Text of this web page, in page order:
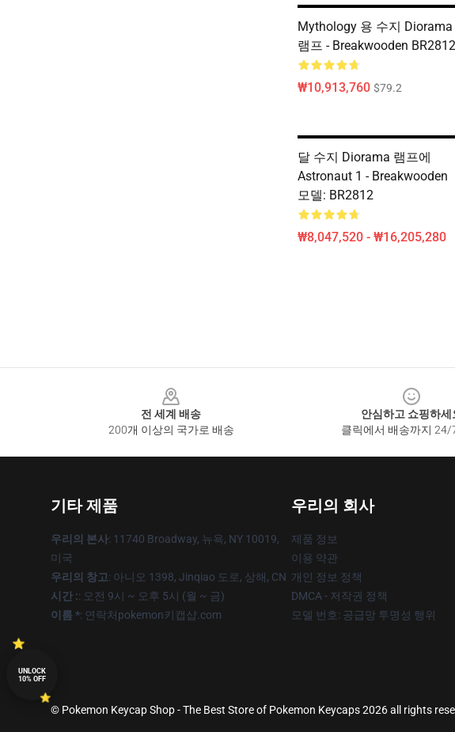
Mythology 용 수지 Diorama
램프 - Breakwooden BR2812
₩10,913,760 $79.2
달 수지 Diorama 램프에
Astronaut 1 - Breakwooden
모델: BR2812
₩8,047,520 - ₩16,205,280
전 세계 배송
200개 이상의 국가로 배송
안심하고 쇼핑하세
클릭에서 배송까지 24/
기타 제품
우리의 본사: 11740 Broadway, 뉴욕, NY 10019,
미국
우리의 창고: 아니오 1398, Jinqiao 도로, 상해, CN
시간 :: 오전 9시 ~ 오후 5시 (월 ~ 금)
이름 *: 연락처pokemon키캡샵.com
우리의 회사
제품 정보
이용 약관
개인 정보 정책
DMCA - 저작권 정책
모델 번호: 공급망 투명성 행위
© Pokemon Keycap Shop - The Best Store of Pokemon Keycaps 2026 all rights
UNLOCK
10% OFF